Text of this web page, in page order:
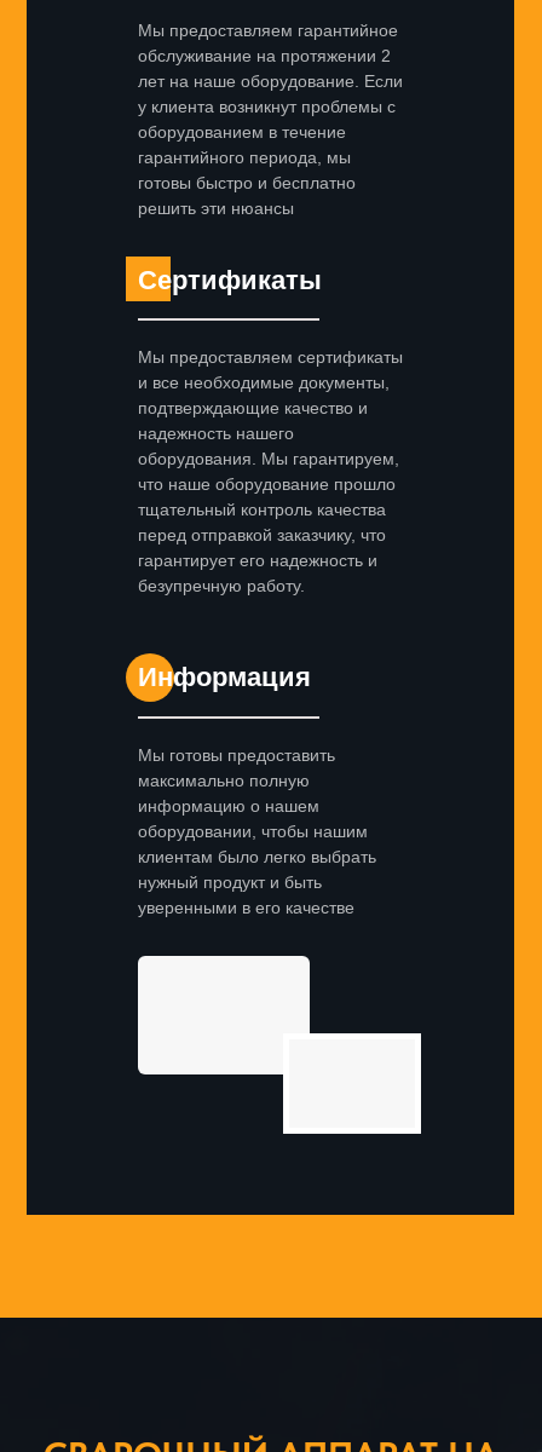
Мы предоставляем гарантийное
обслуживание на протяжении 2
лет на наше оборудование. Если
у клиента возникнут проблемы с
оборудованием в течение
гарантийного периода, мы
готовы быстро и бесплатно
решить эти нюансы
Мы предоставляем сертификаты
и все необходимые документы,
подтверждающие качество и
надежность нашего
оборудования. Мы гарантируем,
что наше оборудование прошло
тщательный контроль качества
перед отправкой заказчику, что
гарантирует его надежность и
безупречную работу.
Мы готовы предоставить
максимально полную
информацию о нашем
оборудовании, чтобы нашим
клиентам было легко выбрать
нужный продукт и быть
уверенными в его качестве
Сертификаты
Информация